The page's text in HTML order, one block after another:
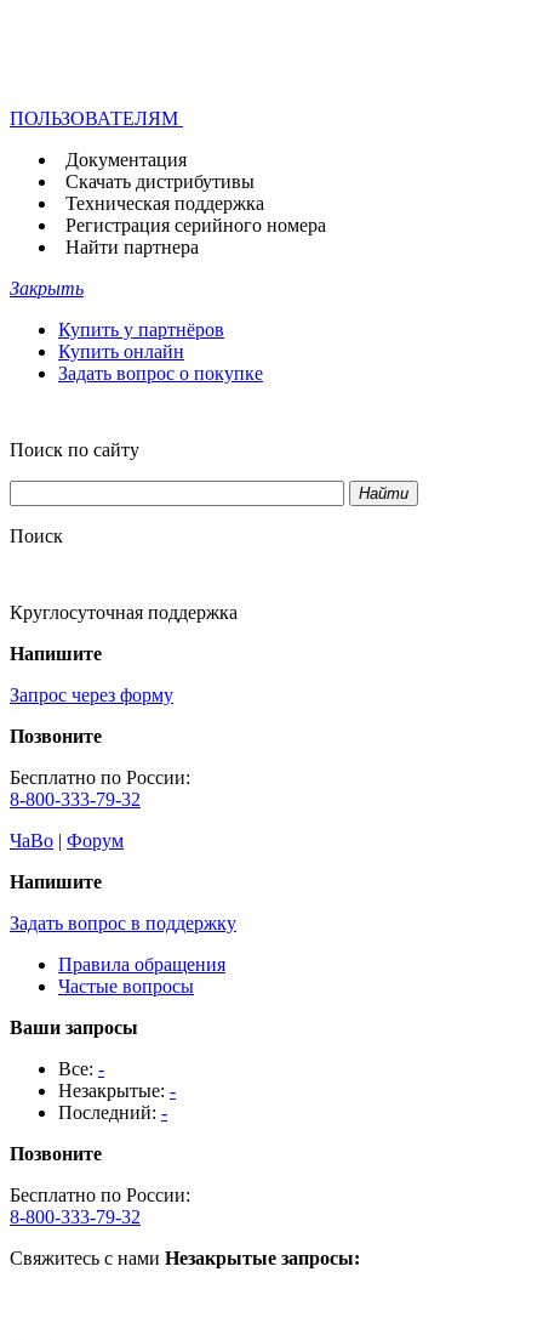
ПОЛЬЗОВАТЕЛЯМ
Документация
Скачать дистрибутивы
Техническая поддержка
Регистрация серийного номера
Найти партнера
Закрыть
Купить у партнёров
Купить онлайн
Задать вопрос о покупке
Поиск по сайту
Найти
Поиск
Круглосуточная поддержка
Напишите
Запрос через форму
Позвоните
Бесплатно по России:
8-800-333-79-32
ЧаВо | Форум
Напишите
Задать вопрос в поддержку
Правила обращения
Частые вопросы
Ваши запросы
Все: -
Незакрытые: -
Последний: -
Позвоните
Бесплатно по России:
8-800-333-79-32
Свяжитесь с нами Незакрытые запросы: